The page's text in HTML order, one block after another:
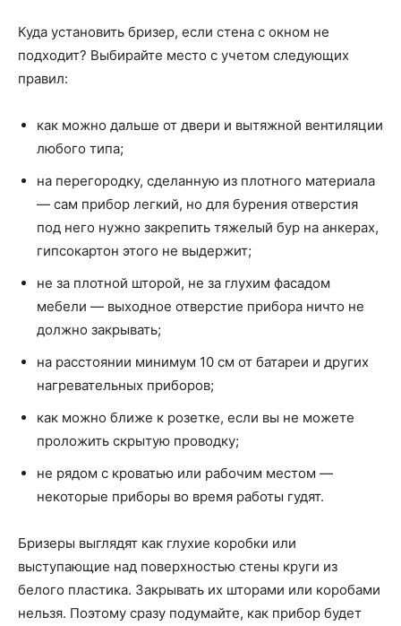
Куда установить бризер, если стена с окном не
подходит? Выбирайте место с учетом следующих
правил:
как можно дальше от двери и вытяжной вентиляции
любого типа;
на перегородку, сделанную из плотного материала
— сам прибор легкий, но для бурения отверстия
под него нужно закрепить тяжелый бур на анкерах,
гипсокартон этого не выдержит;
не за плотной шторой, не за глухим фасадом
мебели — выходное отверстие прибора ничто не
должно закрывать;
на расстоянии минимум 10 см от батареи и других
нагревательных приборов;
как можно ближе к розетке, если вы не можете
проложить скрытую проводку;
не рядом с кроватью или рабочим местом —
некоторые приборы во время работы гудят.
Бризеры выглядят как глухие коробки или
выступающие над поверхностью стены круги из
белого пластика. Закрывать их шторами или коробами
нельзя. Поэтому сразу подумайте, как прибор будет